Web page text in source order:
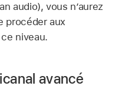
audio), vous n’aurez
procéder aux
niveau.
avancé